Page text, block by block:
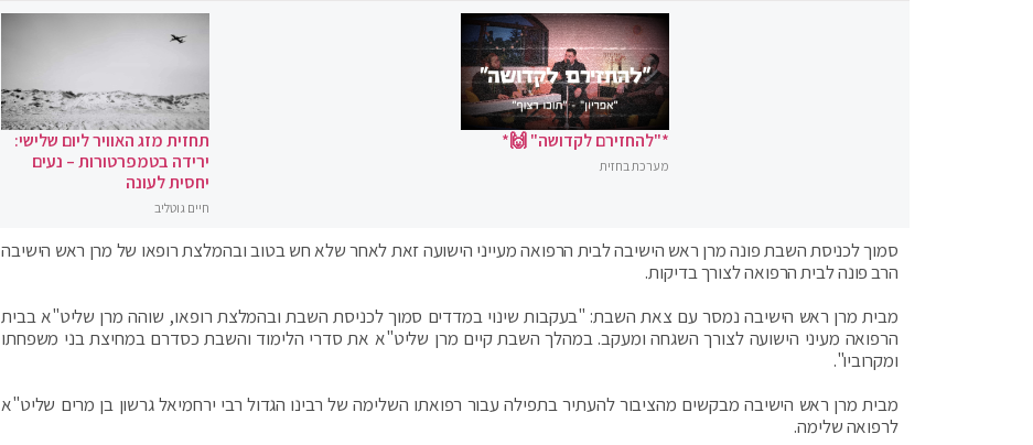
*"להחזירם לקדושה" 🙌*
מערכת בחזית
תחזית מזג האוויר ליום שלישי:
ירידה בטמפרטורות – נעים
יחסית לעונה
חיים גוטליב
סמוך לכניסת השבת פונה מרן ראש הישיבה לבית הרפואה מעייני הישועה זאת לאחר שלא חש בטוב ובהמלצת רופאו של מרן ראש הישיבה
הרב פונה לבית הרפואה לצורך בדיקות.
מבית מרן ראש הישיבה נמסר עם צאת השבת: "בעקבות שינוי במדדים סמוך לכניסת השבת ובהמלצת רופאו, שוהה מרן שליט"א בבית
הרפואה מעיני הישועה לצורך השגחה ומעקב. במהלך השבת קיים מרן שליט"א את סדרי הלימוד והשבת כסדרם במחיצת בני משפחתו
ומקרוביו".
מבית מרן ראש הישיבה מבקשים מהציבור להעתיר בתפילה עבור רפואתו השלימה של רבינו הגדול רבי ירחמיאל גרשון בן מרים שליט"א
לרפואה שלימה.